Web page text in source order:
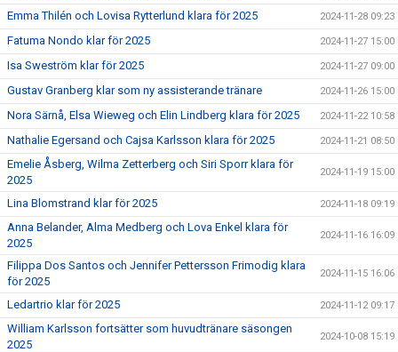
Emma Thilén och Lovisa Rytterlund klara för 2025 2024-11-28 09:23
Fatuma Nondo klar för 2025 2024-11-27 15:00
Isa Sweström klar för 2025 2024-11-27 09:00
Gustav Granberg klar som ny assisterande tränare 2024-11-26 15:00
Nora Särnå, Elsa Wieweg och Elin Lindberg klara för 2025 2024-11-22 10:58
Nathalie Egersand och Cajsa Karlsson klara för 2025 2024-11-21 08:50
Emelie Åsberg, Wilma Zetterberg och Siri Sporr klara för
2025
2024-11-19 15:00
Lina Blomstrand klar för 2025 2024-11-18 09:19
Anna Belander, Alma Medberg och Lova Enkel klara för
2025
2024-11-16 16:09
Filippa Dos Santos och Jennifer Pettersson Frimodig klara
för 2025
2024-11-15 16:06
Ledartrio klar för 2025 2024-11-12 09:17
William Karlsson fortsätter som huvudtränare säsongen
2025
2024-10-08 15:19